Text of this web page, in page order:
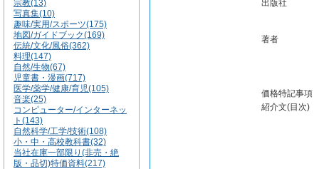
宗教(13)
写真集(10)
趣味/実用/スポーツ(175)
地図/ガイドブック(169)
伝統/文化/風俗(362)
料理(147)
自然/生物(67)
児童書・漫画(717)
医学/薬学/健康/育児(105)
音楽(25)
コンピューター/インターネッ
ト(143)
自然科学/工学/技術(108)
小・中・高校教科書(32)
当社在庫一部限り(非売・絶
版・品切)特価資料(217)
出版社
著者
価格特記事項
紹介文(目次)